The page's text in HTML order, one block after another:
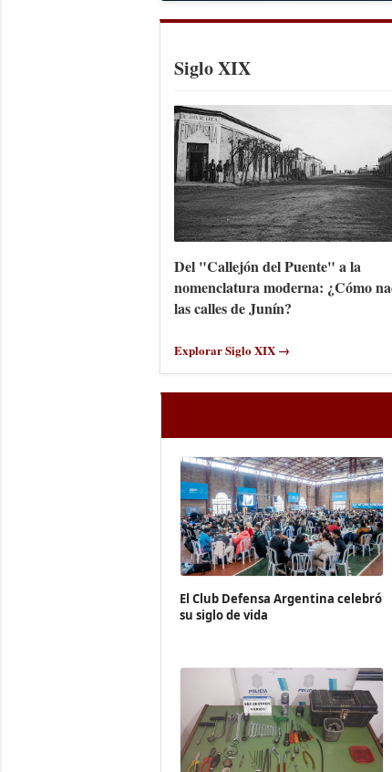
Siglo XIX
Del "Callejón del Puente" a la
nomenclatura moderna: ¿Cómo
las calles de Junín?
Explorar Siglo XIX →
El Club Defensa Argentina celebró
su siglo de vida